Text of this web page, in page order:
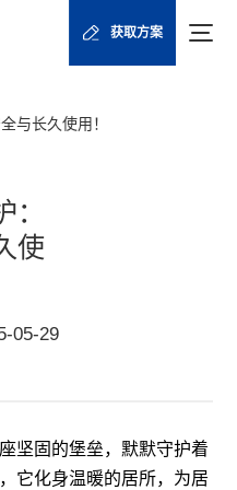
获取方案
与长久使用！
使
05-29
坚固的堡垒，默默守护着
它化身温暖的居所，为居